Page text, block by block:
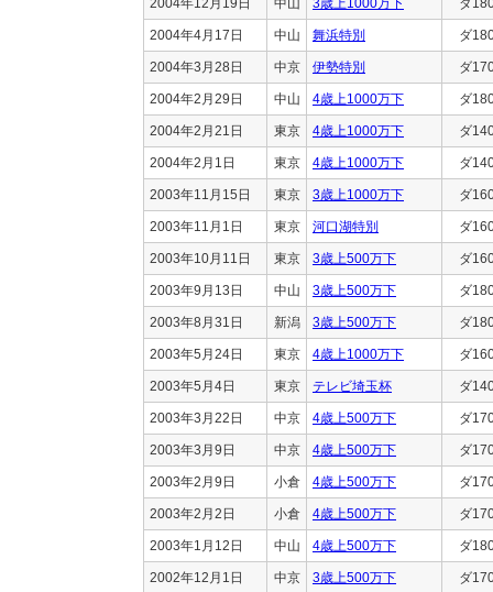
2004年12月19日 中山 3歳上1000万下 ダ
2004年4月17日 中山 舞浜特別 ダ
2004年3月28日 中京 伊勢特別 ダ
2004年2月29日 中山 4歳上1000万下 ダ
2004年2月21日 東京 4歳上1000万下 ダ
2004年2月1日 東京 4歳上1000万下 ダ
2003年11月15日 東京 3歳上1000万下 ダ
2003年11月1日 東京 河口湖特別 ダ
2003年10月11日 東京 3歳上500万下 ダ
2003年9月13日 中山 3歳上500万下 ダ
2003年8月31日 新潟 3歳上500万下 ダ
2003年5月24日 東京 4歳上1000万下 ダ
2003年5月4日 東京 テレビ埼玉杯 ダ
2003年3月22日 中京 4歳上500万下 ダ
2003年3月9日 中京 4歳上500万下 ダ
2003年2月9日 小倉 4歳上500万下 ダ
2003年2月2日 小倉 4歳上500万下 ダ
2003年1月12日 中山 4歳上500万下 ダ
2002年12月1日 中京 3歳上500万下 ダ